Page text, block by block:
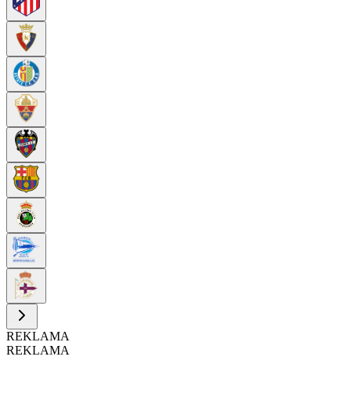
REKLAMA
REKLAMA